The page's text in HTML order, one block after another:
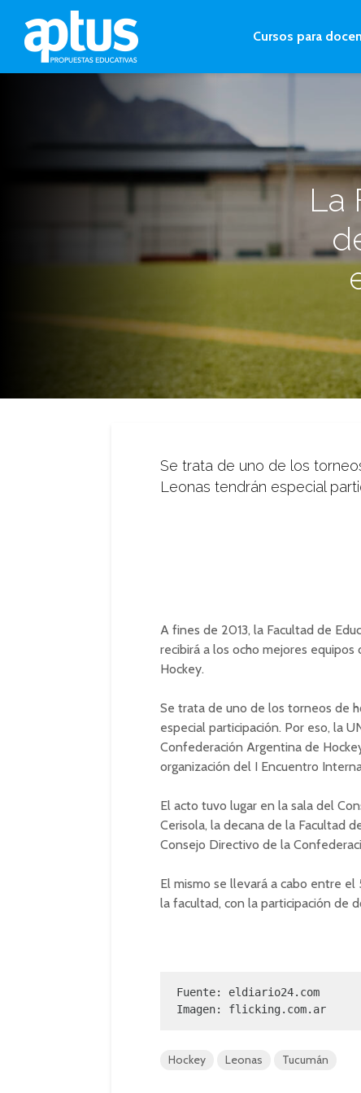
Cursos para
La
Se trata de uno de los
Leonas tendrán especial
A fines de 2013, la Facultad de
recibirá a los ocho mejores
Hockey.
Se trata de uno de los torneos de
especial participación. Por eso, la
Confederación Argentina de
organización del I Encuentro
El acto tuvo lugar en la sala del
Cerisola, la decana de la Facultad
Consejo Directivo de la
El mismo se llevará a cabo entre
la facultad, con la participación de
Fuente: eldiario24.com
Imagen: flicking.com.ar
Hockey Leonas Tucumán